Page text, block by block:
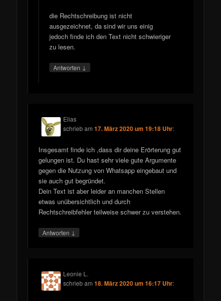
die Rechtschreibung ist nicht
ausgezeichnet, da sind wir uns einig
jedoch finde ich den Text nicht schwieriger
zu lesen.
Antworten ↓
Elias
schriebam17. März 2020 um 19:18 Uhr:
Insgesamt finde ich ,dass dir deine Erörterung gut
gelungen ist. Du hast sehr viele gute Argumente
gegen die Nutzung von Whatsapp eingebaut und
sie auch gut begründet.
Dein Text ist aber leider an manchen Stellen
etwas unübersichtlich und durch
Rechtschreibfehler teilweise schwer zu verstehen.
Antworten ↓
Leonie L.
schriebam18. März 2020 um 16:17 Uhr: